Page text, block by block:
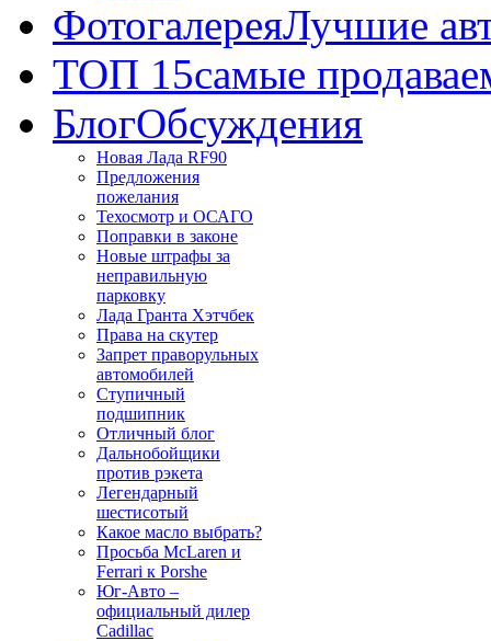
ФотогалереяЛучшие
ТОП 15самые
БлогОбсуждения
Новая Лада RF90
Предложения
пожелания
Техосмотр и ОСАГО
Поправки в законе
Новые штрафы за
неправильную
парковку
Лада Гранта Хэтчбек
Права на скутер
Запрет праворульных
автомобилей
Ступичный
подшипник
Отличный блог
Дальнобойщики
против рэкета
Легендарный
шестисотый
Какое масло выбрать?
Просьба McLaren и
Ferrari к Porshe
Юг-Авто –
официальный дилер
Cadillac